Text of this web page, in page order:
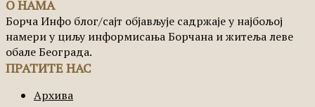
О НАМА
Борча Инфо блог/сајт објављује садржаје у најбољој
намери у циљу информисања Борчана и житеља леве
обале Београда.
ПРАТИТЕ НАС
Архива